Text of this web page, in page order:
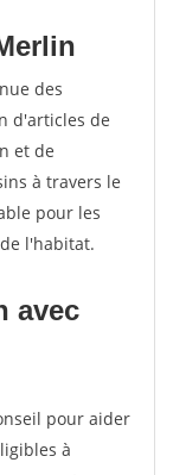
des
d'articles de
et de
à travers le
pour les
l'habitat.
avec
pour aider
à